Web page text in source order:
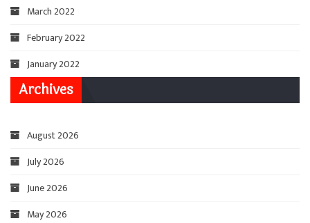
March 2022
February 2022
January 2022
Archives
August 2026
July 2026
June 2026
May 2026